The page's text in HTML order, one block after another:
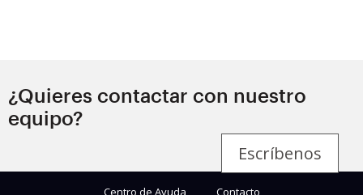
¿Quieres contactar con nuestro
equipo?
Escríbenos
Centro de Ayuda Contacto